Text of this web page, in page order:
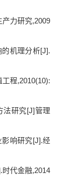
力研究,2009
机理分析[J].
程,2010(10):
法研究[J]管理
响研究[J].经
代金融,2014